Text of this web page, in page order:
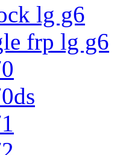
lg g6
frp lg g6